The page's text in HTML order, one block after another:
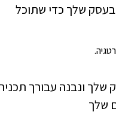
בעסק שלך כדי שתוכל
800 ש"ח) שבה ננתח את העסק שלך ונבנה עבורך
שלך